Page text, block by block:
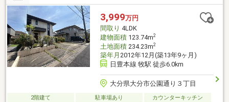
3,999万円
間取り 4LDK
建物面積123.74m2
土地面積234.23m2
築年月 2012年12月(築13年9ヶ月)
日豊本線 牧駅 徒歩6.0km
大分県大分市公園通り３丁目
2階建て 駐車場あり
カウンターキッチン